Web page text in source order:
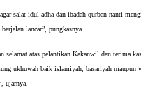
salat idul adha dan ibadah qurban nanti
lancar”, pungkasnya.
selamat atas pelantikan Kakanwil dan terima
ukhuwah baik islamiyah, basariyah
ujarnya.